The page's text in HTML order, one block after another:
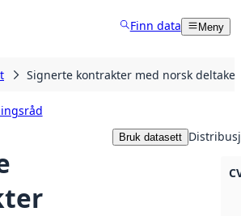
Finn data Meny
Signerte kontrakter med norsk
Bruk datasett